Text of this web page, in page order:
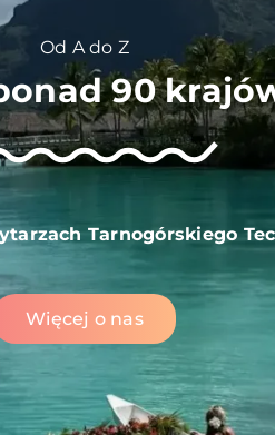
Od A do Z
90
Tarnogórskiego
Więcej o nas